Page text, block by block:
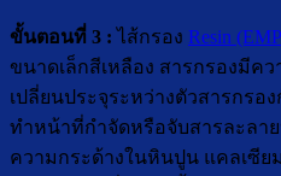
ขั้นตอนที่ 3 :ไส้กรอง Resin
ขนาดเล็กสีเหลือง สารกรองมีค
เปลี่ยนประจุระหว่างตัวสารกรอ
ทำหน้าที่กำจัดหรือจับสารละลา
ความกระด้างในหินปูน แคลเซี